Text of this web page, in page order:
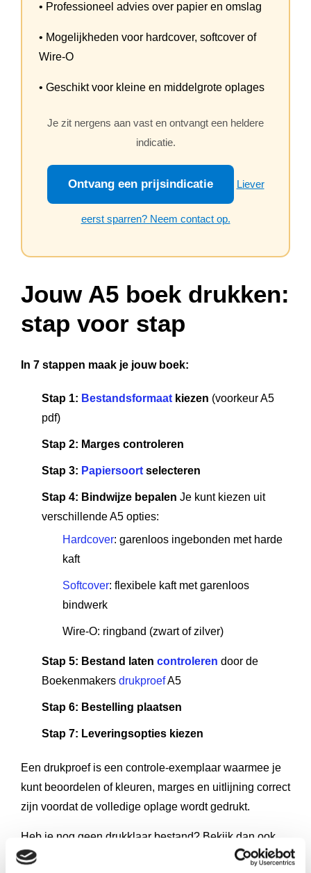
• Professioneel advies over papier en omslag
• Mogelijkheden voor hardcover, softcover of
Wire-O
• Geschikt voor kleine en middelgrote oplages
Je zit nergens aan vast en ontvangt een heldere
indicatie.
Ontvang een prijsindicatie Liever
eerst sparren? Neem contact op.
Jouw A5 boek drukken:
stap voor stap
In 7 stappen maak je jouw boek:
Stap 1: Bestandsformaat kiezen (voorkeur A5
pdf)
Stap 2: Marges controleren
Stap 3: Papiersoort selecteren
Stap 4: Bindwijze bepalen Je kunt kiezen uit
verschillende A5 opties:
Hardcover: garenloos ingebonden met harde
kaft
Softcover: flexibele kaft met garenloos
bindwerk
Wire-O: ringband (zwart of zilver)
Stap 5: Bestand laten controleren door de
Boekenmakers drukproefA5
Stap 6: Bestelling plaatsen
Stap 7: Leveringsopties kiezen
Een drukproef is een controle-exemplaar waarmee je
kunt beoordelen of kleuren, marges en uitlijning correct
zijn voordat de volledige oplage wordt gedrukt.
Heb je nog geen drukklaar bestand? Bekijk dan ook
de mogelijkheden voor professioneel
boek opmaken.